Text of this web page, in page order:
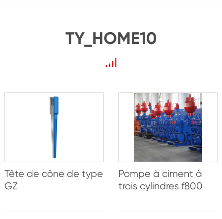
TY_HOME10
Tête de cône de type
GZ
Pompe à ciment à
trois cylindres f800